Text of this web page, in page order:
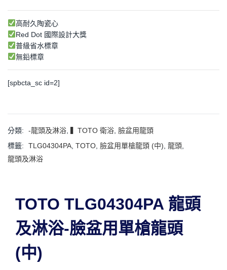
高耐久陶瓷心
Red Dot 國際設計大獎
普級省水標章
無鉛標章
[spbcta_sc id=2]
分類: -龍頭及淋浴 ▍TOTO 衛浴 臉盆用龍頭
標籤:
TLG04304PA TOTO 臉盆用單槍龍頭 (中) 龍頭
龍頭及淋浴
TOTO TLG04304PA 龍頭
及淋浴-臉盆用單槍龍頭
(中)